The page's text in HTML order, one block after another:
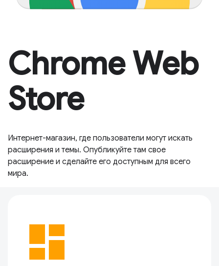
Chrome Web
Store
Интернет-магазин, где пользователи могут искать
расширения и темы. Опубликуйте там свое
расширение и сделайте его доступным для всего
мира.
dashboard